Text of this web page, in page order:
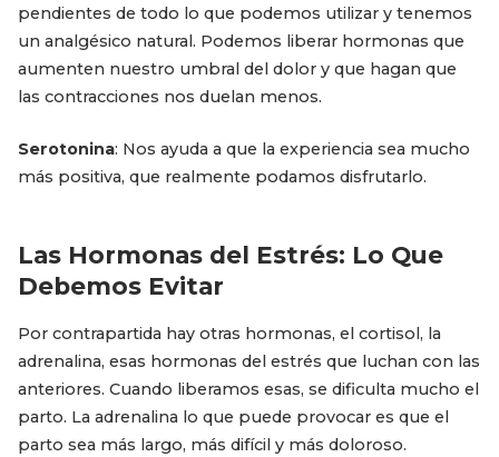
pendientes de todo lo que podemos utilizar y tenemos
un analgésico natural. Podemos liberar hormonas que
aumenten nuestro umbral del dolor y que hagan que
las contracciones nos duelan menos.
Serotonina: Nos ayuda a que la experiencia sea mucho
más positiva, que realmente podamos disfrutarlo.
Las Hormonas del Estrés: Lo Que
Debemos Evitar
Por contrapartida hay otras hormonas, el cortisol, la
adrenalina, esas hormonas del estrés que luchan con las
anteriores. Cuando liberamos esas, se dificulta mucho el
parto. La adrenalina lo que puede provocar es que el
parto sea más largo, más difícil y más doloroso.